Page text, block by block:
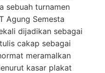
sebuah turnamen
Agung Semesta
dijadikan sebagai
cakap sebagai
meramalkan
kasar plakat